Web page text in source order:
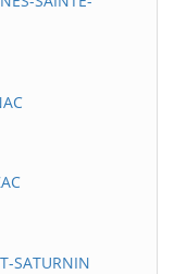
SATURNIN